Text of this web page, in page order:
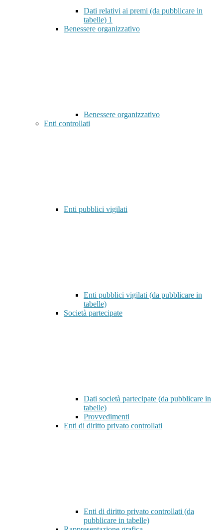
Dati relativi ai premi (da pubblicare in
tabelle) 1
Benessere organizzativo
Benessere organizzativo
Enti controllati
Enti pubblici vigilati
Enti pubblici vigilati (da pubblicare in
tabelle)
Società partecipate
Dati società partecipate (da pubblicare in
tabelle)
Provvedimenti
Enti di diritto privato controllati
Enti di diritto privato controllati (da
pubblicare in tabelle)